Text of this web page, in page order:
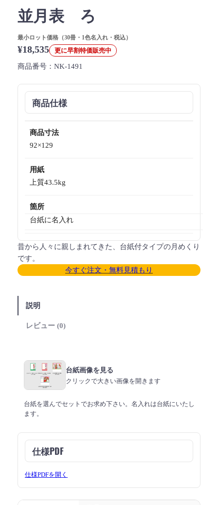
並月表 ろ
最小ロット価格（30冊・1色名入れ・税込）
¥18,535 更に早割特価販売中
商品番号： NK-1491
商品仕様
商品寸法
92×129
用紙
上質43.5kg
箇所
台紙に名入れ
昔から人々に親しまれてきた、台紙付タイプの月めくり
です。
今すぐ注文・無料見積もり
説明
レビュー (0)
台紙画像を見る
クリックで大きい画像を開きます
台紙を選んでセットでお求め下さい。名入れは台紙にいたし
ます。
仕様PDF
仕様PDFを開く